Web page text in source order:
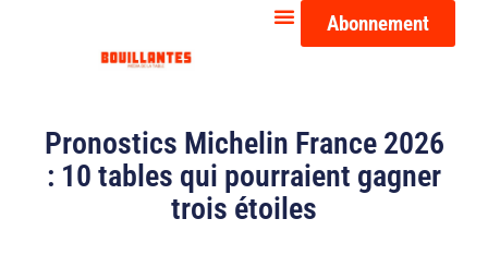
Abonnement
Pronostics Michelin France 2026
: 10 tables qui pourraient gagner
trois étoiles